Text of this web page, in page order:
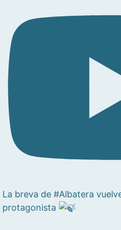
La breva de #Albatera
protagonista